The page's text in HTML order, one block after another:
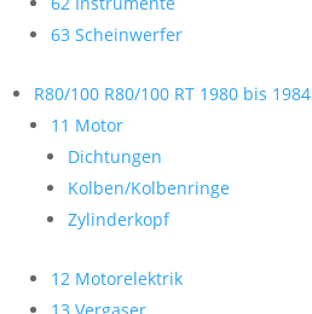
63 Scheinwerfer
R80/100 R80/100 RT 1980 bis 1984
11 Motor
Dichtungen
Kolben/Kolbenringe
Zylinderkopf
12 Motorelektrik